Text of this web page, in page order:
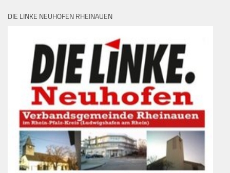
DIE LINKE NEUHOFEN RHEINAUEN